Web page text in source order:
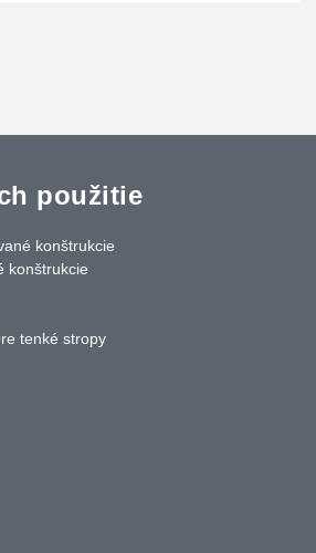
použitie
konštrukcie
konštrukcie
tenké stropy